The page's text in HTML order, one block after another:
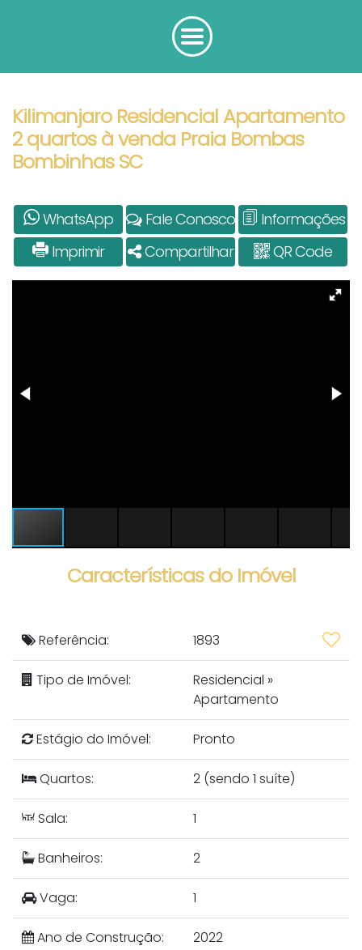
Kilimanjaro Residencial Apartamento
2 quartos à venda Praia Bombas
Bombinhas SC
WhatsApp Fale Conosco
Informações
Imprimir
Compartilhar QR Code
Características do Imóvel
Referência: 1893
Tipo de Imóvel: Residencial »
Apartamento
Estágio do Imóvel: Pronto
Quartos: 2 (sendo 1 suíte)
Sala: 1
Banheiros: 2
Vaga: 1
Ano de Construção: 2022